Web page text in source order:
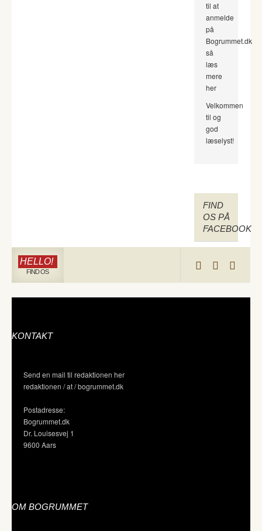
til at
anmelde
på
Bogrummet.dk
så
læs
mere
her
Velkommen
til og
god
læselyst!
FIND
OS PÅ
FACEBOOK
HELLO!
FIND OS
KONTAKT
Send en mail til redaktionen her
redaktionen / at / bogrummet.dk
Postadresse:
Bogrummet.dk
Dr. Louisesvej 1
9600 Aars
OM BOGRUMMET